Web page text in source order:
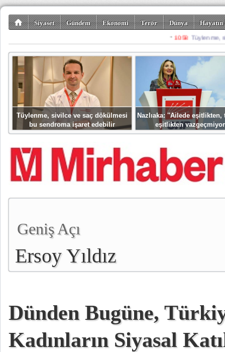
Siyaset Gündem Ekonomi Terör Dünya
Spor Misafir
Tüylenme, sivilce ve saç dökülmesi
bu sendroma işaret edebilir
Nazlıaka: ''Ailede eşitlikten,
eşitlikten
Geniş Açı
Ersoy Yıldız
Dünden Bugüne,
Kadınların Siyasal